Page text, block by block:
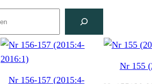
Nr 156-157 (2015:4-
Nr 155